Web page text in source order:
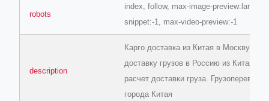
robots
index, follow, max-image-preview:large,
snippet:-1, max-video-preview:-1
description
Карго доставка из Китая в Москву -
доставку грузов в Россию из Китая.
расчет доставки груза.
города Китая